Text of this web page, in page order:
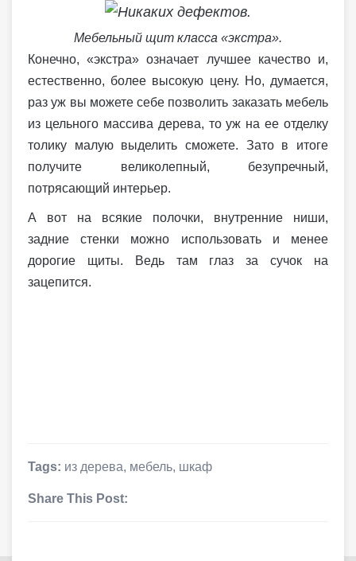
Мебельный щит класса «экстра».
Конечно, «экстра» означает лучшее качество и,
естественно, более высокую цену. Но, думается,
раз уж вы можете себе позволить заказать мебель
из цельного массива дерева, то уж на ее отделку
толику малую выделить сможете. Зато в итоге
получите великолепный, безупречный,
потрясающий интерьер.
А вот на всякие полочки, внутренние ниши,
задние стенки можно использовать и менее
дорогие щиты. Ведь там глаз за сучок на
зацепится.
Tags: из дерева, мебель, шкаф
Share This Post: